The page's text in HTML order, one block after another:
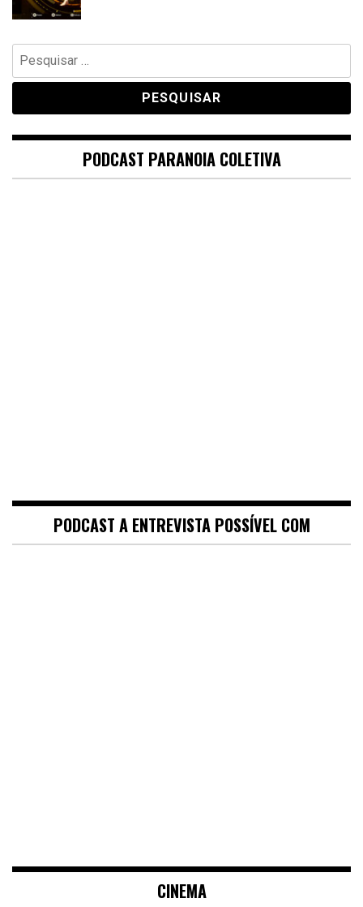
Pesquisar
por:
PODCAST PARANOIA COLETIVA
PODCAST A ENTREVISTA POSSÍVEL COM
CINEMA